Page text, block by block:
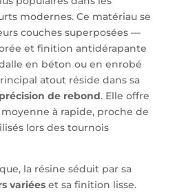
modernes. Ce matériau se
couches superposées —
et finition antidérapante
en béton ou en enrobé
atout réside dans sa
de rebond. Elle offre
à rapide, proche de
lors des tournois
la résine séduit par sa
variéeset sa finition lisse.